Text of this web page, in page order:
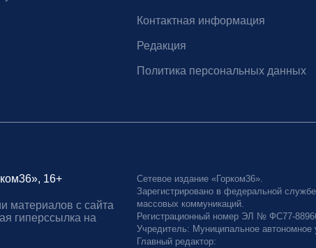
Контактная информация
Редакция
Политика персональных данных
16+
материалов с сайта
гиперссылка на
Сетевое издание «Горком36».
Зарегистрировано в федеральной
массовых коммуникаций.
Регистрационный номер ЭЛ № ФС77-
Учредитель: Муниципальное автономное
Главный редактор: